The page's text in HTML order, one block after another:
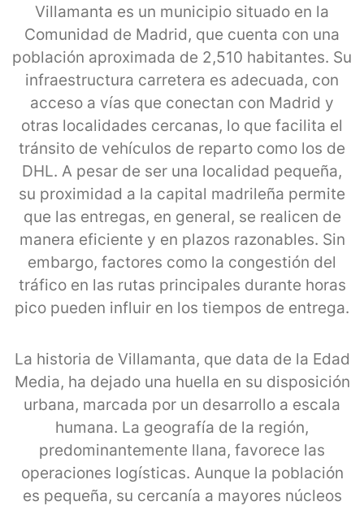
Villamanta es un municipio situado en la
Comunidad de Madrid, que cuenta con una
población aproximada de 2,510 habitantes. Su
infraestructura carretera es adecuada, con
acceso a vías que conectan con Madrid y
otras localidades cercanas, lo que facilita el
tránsito de vehículos de reparto como los de
DHL. A pesar de ser una localidad pequeña,
su proximidad a la capital madrileña permite
que las entregas, en general, se realicen de
manera eficiente y en plazos razonables. Sin
embargo, factores como la congestión del
tráfico en las rutas principales durante horas
pico pueden influir en los tiempos de entrega.
La historia de Villamanta, que data de la Edad
Media, ha dejado una huella en su disposición
urbana, marcada por un desarrollo a escala
humana. La geografía de la región,
predominantemente llana, favorece las
operaciones logísticas. Aunque la población
es pequeña, su cercanía a mayores núcleos